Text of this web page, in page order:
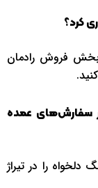
کرد؟
فروش رادمان
سفارش‌های عمده
را در تیراژ